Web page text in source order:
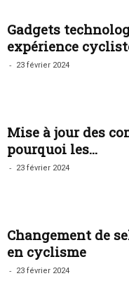
Gadgets
expérience
- 23 février 2024
Mise à jour des
pourquoi les...
- 23 février 2024
Changement de
en cyclisme
- 23 février 2024